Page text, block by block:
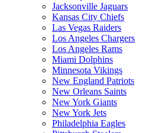
Jacksonville Jaguars
Kansas City Chiefs
Las Vegas Raiders
Los Angeles Chargers
Los Angeles Rams
Miami Dolphins
Minnesota Vikings
New England Patriots
New Orleans Saints
New York Giants
New York Jets
Philadelphia Eagles